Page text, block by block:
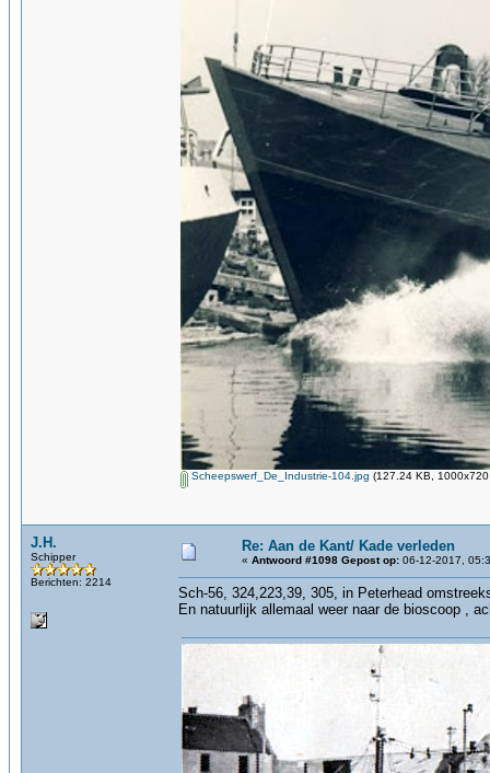
Scheepswerf_De_Industrie-104.jpg (127.24 KB,
J.H.
Schipper
Berichten: 2214
Re: Aan de Kant/ Kade verleden
« Antwoord #1098 Gepost op: 06-12-2017,
Sch-56, 324,223,39, 305, in Peterhead
En natuurlijk allemaal weer naar de bioscoop ,